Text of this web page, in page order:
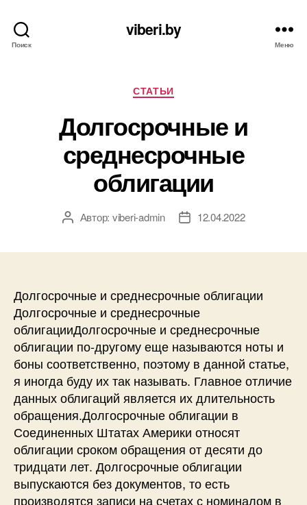
Поиск
viberi.by
Меню
Рубрики
СТАТЬИ
Долгосрочные и
среднесрочные
облигации
АвторАвтор: viberi-admin
Дата12.04.2022
Долгосрочные и среднесрочные облигации
Долгосрочные и среднесрочные
облигацииДолгосрочные и среднесрочные
облигации по-другому еще называются ноты и
боны соответственно, поэтому в данной статье,
я иногда буду их так называть. Главное отличие
данных облигаций является их длительность
обращения.Долгосрочные облигации в
Соединенных Штатах Америки относят
облигации сроком обращения от десяти до
тридцати лет. Долгосрочные облигации
выпускаются без документов, то есть
производятся записи на счетах с номиналом в